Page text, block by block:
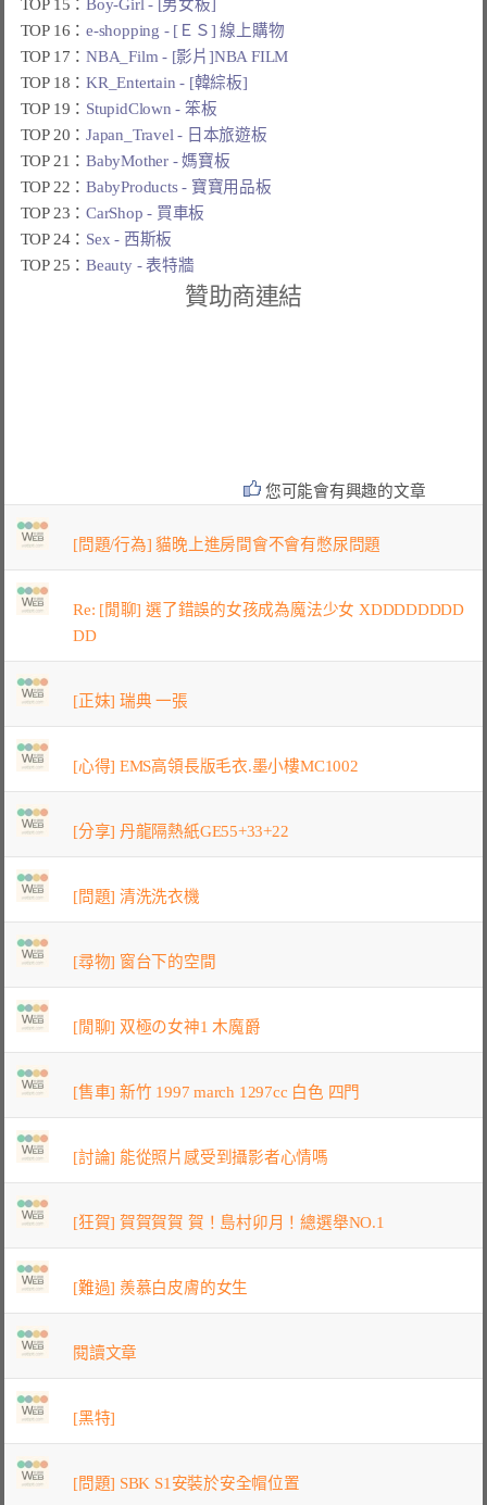
TOP 15： Boy-Girl - [男女板]
TOP 16：e-shopping - [ＥＳ] 線上購物
TOP 17：NBA_Film - [影片]NBA FILM
TOP 18：KR_Entertain - [韓綜板]
TOP 19： StupidClown - 笨板
TOP 20：Japan_Travel - 日本旅遊板
TOP 21：BabyMother - 媽寶板
TOP 22：BabyProducts - 寶寶用品板
TOP 23：CarShop - 買車板
TOP 24： Sex - 西斯板
TOP 25：Beauty - 表特牆
贊助商連結
您可能會有興趣的文章
[問題/行為] 貓晚上進房間會不會有憋尿問題
Re: [閒聊] 選了錯誤的女孩成為魔法少女 XDDDDDDDD
DD
[正妹] 瑞典 一張
[心得] EMS高領長版毛衣.墨小樓MC1002
[分享] 丹龍隔熱紙GE55+33+22
[問題] 清洗洗衣機
[尋物] 窗台下的空間
[閒聊] 双極の女神1 木魔爵
[售車] 新竹 1997 march 1297cc 白色 四門
[討論] 能從照片感受到攝影者心情嗎
[狂賀] 賀賀賀賀 賀！島村卯月！總選舉NO.1
[難過] 羨慕白皮膚的女生
閱讀文章
[黑特]
[問題] SBK S1安裝於安全帽位置